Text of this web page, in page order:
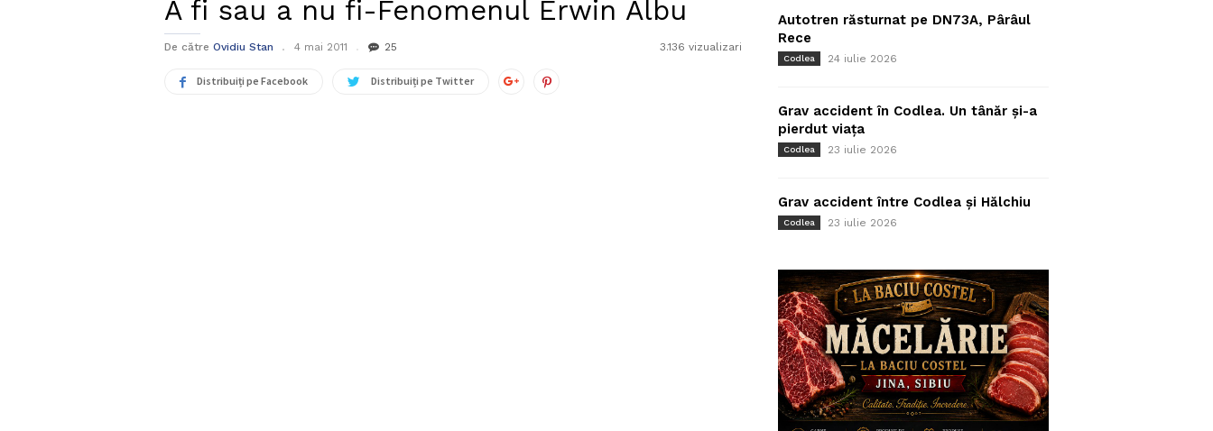
A fi sau a nu fi-Fenomenul Erwin Albu
De către Ovidiu Stan 4 mai 2011 25 3.136 vizualizari
Distribuiți pe Facebook Distribuiți pe Twitter
Autotren răsturnat pe DN73A, Pârâul
Rece
Codlea 24 iulie 2026
Grav accident în Codlea. Un tânăr și-a
pierdut viața
Codlea 23 iulie 2026
Grav accident între Codlea și Hălchiu
Codlea 23 iulie 2026